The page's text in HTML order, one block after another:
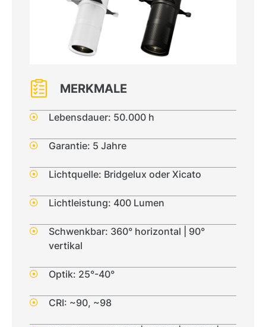
MERKMALE
Lebensdauer: 50.000 h
Garantie: 5 Jahre
Lichtquelle: Bridgelux oder Xicato
Lichtleistung: 400 Lumen
Schwenkbar: 360° horizontal | 90°
vertikal
Optik: 25°-40°
CRI: ~90, ~98